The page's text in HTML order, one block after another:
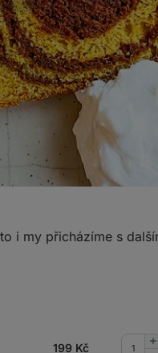
i my přicházíme s
199 Kč